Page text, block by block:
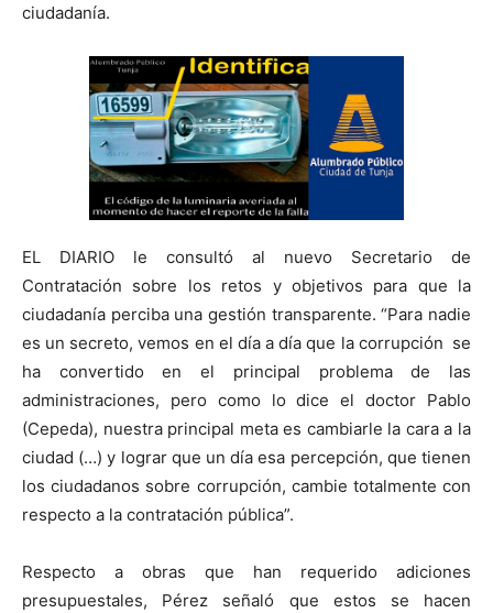
ciudadanía.
EL DIARIO le consultó al nuevo Secretario de
Contratación sobre los retos y objetivos para que la
ciudadanía perciba una gestión transparente. “Para nadie
es un secreto, vemos en el día a día que la corrupción se
ha convertido en el principal problema de las
administraciones, pero como lo dice el doctor Pablo
(Cepeda), nuestra principal meta es cambiarle la cara a la
ciudad (…) y lograr que un día esa percepción, que tienen
los ciudadanos sobre corrupción, cambie totalmente con
respecto a la contratación pública”.
Respecto a obras que han requerido adiciones
presupuestales, Pérez señaló que estos se hacen